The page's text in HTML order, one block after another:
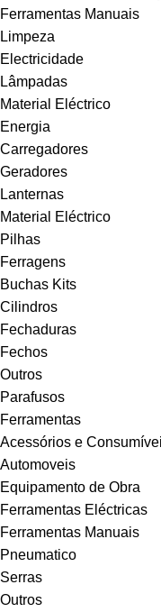
Ferramentas Manuais
Limpeza
Electricidade
Lâmpadas
Material Eléctrico
Energia
Carregadores
Geradores
Lanternas
Material Eléctrico
Pilhas
Ferragens
Buchas Kits
Cilindros
Fechaduras
Fechos
Outros
Parafusos
Ferramentas
Acessórios e
Automoveis
Equipamento de Obra
Ferramentas Eléctricas
Ferramentas Manuais
Pneumatico
Serras
Outros